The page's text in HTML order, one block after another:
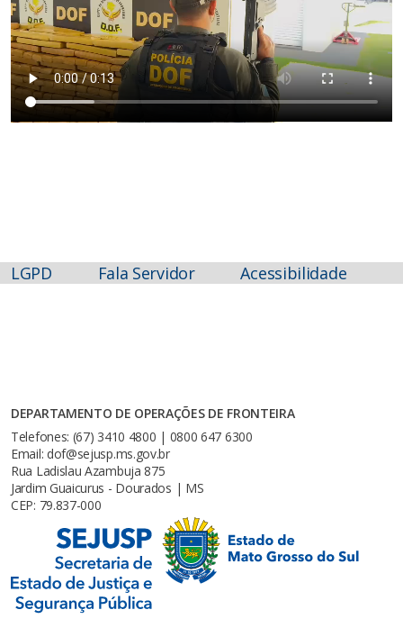
LGPD Fala Servidor Acessibilidade
DEPARTAMENTO DE OPERAÇÕES DE FRONTEIRA
Telefones: (67) 3410 4800 | 0800 647 6300
Email: dof@sejusp.ms.gov.br
Rua Ladislau Azambuja 875
Jardim Guaicurus - Dourados | MS
CEP: 79.837-000